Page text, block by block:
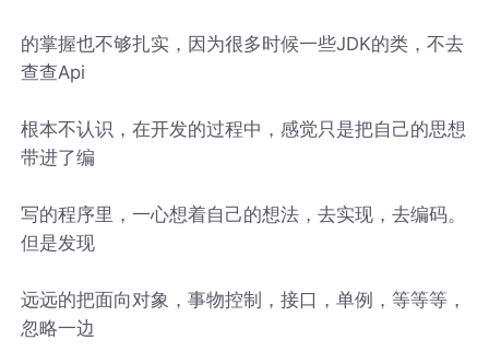
的掌握也不够扎实，因为很多时候一些JDK的类，不去
查查Api
根本不认识，在开发的过程中，感觉只是把自己的思想
带进了编
写的程序里，一心想着自己的想法，去实现，去编码。
但是发现
远远的把面向对象，事物控制，接口，单例，等等等，
忽略一边